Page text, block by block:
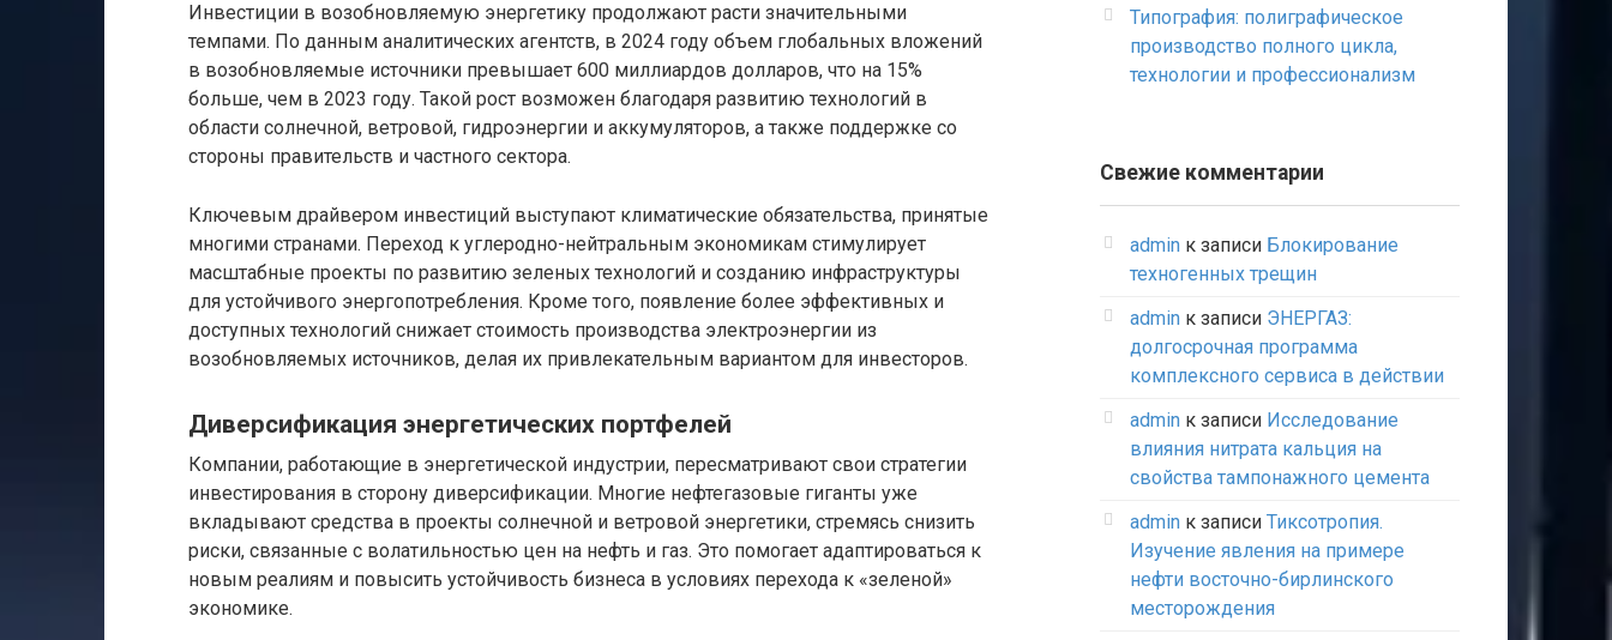
Инвестиции в возобновляемую энергетику продолжают расти значительными
темпами. По данным аналитических агентств, в 2024 году объем глобальных вложений
в возобновляемые источники превышает 600 миллиардов долларов, что на 15%
больше, чем в 2023 году. Такой рост возможен благодаря развитию технологий в
области солнечной, ветровой, гидроэнергии и аккумуляторов, а также поддержке со
стороны правительств и частного сектора.
Ключевым драйвером инвестиций выступают климатические обязательства, принятые
многими странами. Переход к углеродно-нейтральным экономикам стимулирует
масштабные проекты по развитию зеленых технологий и созданию инфраструктуры
для устойчивого энергопотребления. Кроме того, появление более эффективных и
доступных технологий снижает стоимость производства электроэнергии из
возобновляемых источников, делая их привлекательным вариантом для инвесторов.
Диверсификация энергетических портфелей
Компании, работающие в энергетической индустрии, пересматривают свои стратегии
инвестирования в сторону диверсификации. Многие нефтегазовые гиганты уже
вкладывают средства в проекты солнечной и ветровой энергетики, стремясь снизить
риски, связанные с волатильностью цен на нефть и газ. Это помогает адаптироваться к
новым реалиям и повысить устойчивость бизнеса в условиях перехода к «зеленой»
экономике.
Типография: полиграфическое
производство полного цикла,
технологии и профессионализм
Свежие комментарии
admin к записи Блокирование
техногенных трещин
admin к записи ЭНЕРГАЗ:
долгосрочная программа
комплексного сервиса в действии
admin к записи Исследование
влияния нитрата кальция на
свойства тампонажного цемента
admin к записи Тиксотропия.
Изучение явления на примере
нефти восточно-бирлинского
месторождения